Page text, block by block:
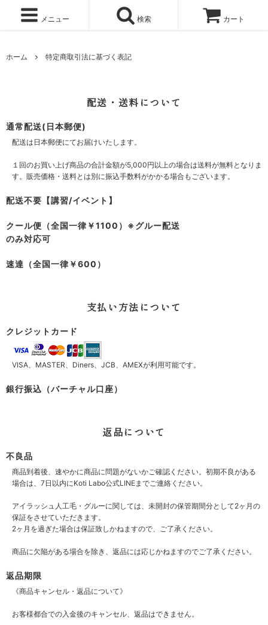
メニュー 検索 カート
ホーム 特定商取引法に基づく表記
配送・送料について
通常配送(日本郵便)
配送は日本郵便にてお届けいたします。
１回のお買い上げ商品の合計金額が5,000円以上の場合は送料が無料となりま
す。販売価格・送料とは別に振込手数料がかかる場合もございます。
配送不要【講習/イベント】
クール便（全国一律￥1100）※グルー配送
のみ対応可
速達（全国一律￥600）
支払い方法について
クレジットカード
VISA、MASTER、Diners、JCB、AMEXが利用可能です。
銀行振込（バーチャル口座）
返品について
不良品
商品到着後、速やかに商品に問題がないかご確認ください。初期不良がある
場合は、7日以内にKoti Labo公式LINEまでご連絡ください。
アイラッシュ人工毛・グルーに関しては、未開封の保管期間分として2ヶ月の
保証をさせていただきます。
2ヶ月を過ぎた場合は保証致しかねますので、ご了承ください。
商品に欠陥がある場合を除き、返品には応じかねますのでご了承ください。
返品期限
《商品キャンセル・返品について》
お客様都合での入金後のキャンセル、返品はできません。